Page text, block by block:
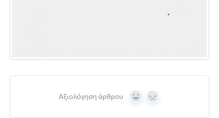
Αξιολόγηση άρθρου Yes No